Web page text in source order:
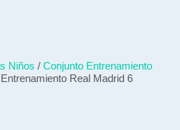
Niños / Conjunto Entrenamiento
Real Madrid 6